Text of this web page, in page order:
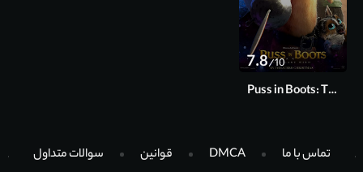
7.8/10
Puss in Boots: The Last Wish
تماس با ما DMCA قوانین سوالات متداول